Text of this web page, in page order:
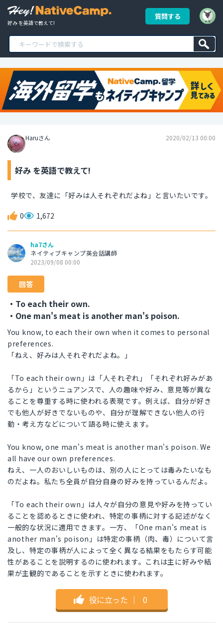
好み を英語で教えて!
質問する
Haruさん 2020/02/13 00:00
好み を英語で教えて!
学校で、友達に「好みは人それぞれだよね」と言いたいです。
0 1,672
ha7さん
ネイティブキャンプ英会話講師
2023/09/08 00:00
回答
・To each their own.
・One man's meat is another man's poison.
You know, to each their own when it comes to personal
preferences.
「ねえ、好みは人それぞれだよね。」
「To each their own」は「人それぞれ」「それぞれ好みがあ
るから」というニュアンスで、人の趣味や好み、意見等が異な
ることを尊重する時に使われる表現です。例えば、自分が好き
でも他人が好きでないものや、自分が理解できない他人の行
動・考え方などについて語る時に使えます。
You know, one man's meat is another man's poison. We
all have our own preferences.
ねえ、一人のおいしいものは、別の人にとっては毒みたいなも
のだよね。私たち全員が自分自身の好みを持っているんだよ。
「To each their own」は人々が自分の意見や好みを持ってい
ることを認めるときに使われ、特定の事柄に対する記述がなく
一般的な状況に適用できます。一方、「One man's meat is
another man's poison」は特定の事柄（肉、毒）について言
及し、特定の事柄が人によって全く異なる結果をもたらす可能
性があることを説明するのに使われます。これは主に好みや結
果が主観的であることを示すときに使われます。
役に立った ｜ 0